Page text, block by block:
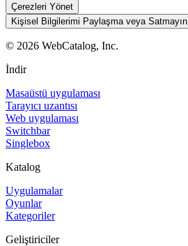
Çerezleri Yönet
Kişisel Bilgilerimi Paylaşma veya Satmayın
© 2026 WebCatalog, Inc.
İndir
Masaüstü uygulaması
Tarayıcı uzantısı
Web uygulaması
Switchbar
Singlebox
Katalog
Uygulamalar
Oyunlar
Kategoriler
Geliştiriciler